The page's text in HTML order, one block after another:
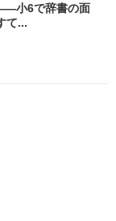
小6で辞書の面
て...